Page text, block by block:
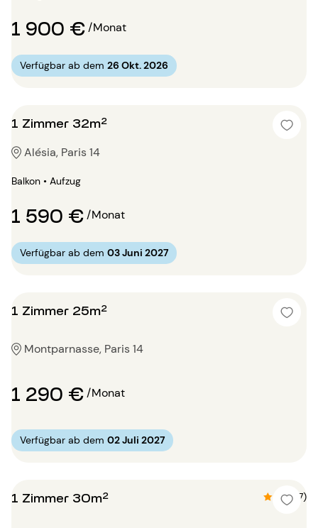
1 900 €/Monat
Verfügbar ab dem 26 Okt. 2026
1 Zimmer 32m²
Alésia, Paris 14
Balkon • Aufzug
1 590 €/Monat
Verfügbar ab dem 03 Juni 2027
1 Zimmer 25m²
Montparnasse, Paris 14
1 290 €/Monat
Verfügbar ab dem 02 Juli 2027
1 Zimmer 30m² 4.7 (17)